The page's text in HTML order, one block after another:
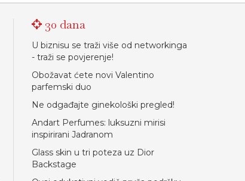
30 dana
U biznisu se traži više od networkinga
- traži se povjerenje!
Obožavat ćete novi Valentino
parfemski duo
Ne odgađajte ginekološki pregled!
Andart Perfumes: luksuzni mirisi
inspirirani Jadranom
Glass skin u tri poteza uz Dior
Backstage